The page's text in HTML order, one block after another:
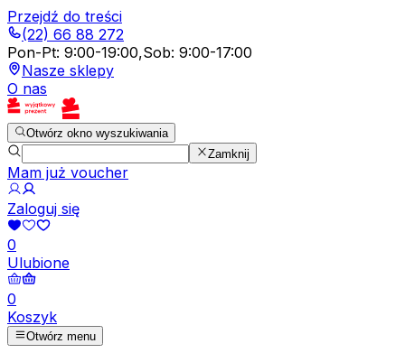
Przejdź do treści
(22) 66 88 272
Pon-Pt: 9:00-19:00,Sob: 9:00-17:00
Nasze sklepy
O nas
Otwórz okno wyszukiwania
Zamknij
Mam już voucher
Zaloguj się
0
Ulubione
0
Koszyk
Otwórz menu